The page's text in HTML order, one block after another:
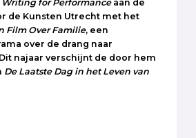
Writing for Performanceaan de
de Kunsten Utrecht met het
Film Over Familie, een
over de drang naar
Dit najaar verschijnt de door hem
De Laatste Dag in het Leven van